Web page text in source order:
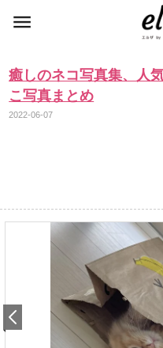
癒しのネコ写真集、
こ写真まとめ
2022-06-07